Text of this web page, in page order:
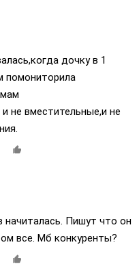
дочку в 1
помониторила
не вместительные,и не
Пишут что он
все. Мб конкуренты?